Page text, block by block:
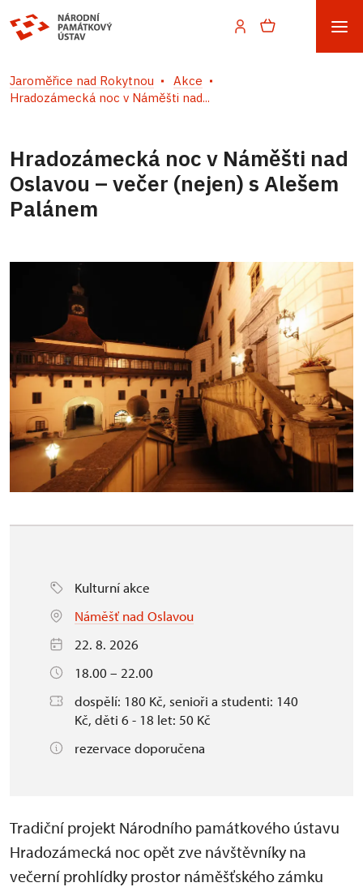
Jaroměřice nad Rokytnou
Akce
Hradozámecká noc v Náměšti nad...
Hradozámecká noc v Náměšti nad
Oslavou – večer (nejen) s Alešem
Palánem
Kulturní akce
Náměšť nad Oslavou
22. 8. 2026
18.00 – 22.00
dospělí: 180 Kč, senioři a studenti: 140
Kč, děti 6 - 18 let: 50 Kč
rezervace doporučena
Tradiční projekt Národního památkového ústavu
Hradozámecká noc opět zve návštěvníky na
večerní prohlídky prostor náměšťského zámku